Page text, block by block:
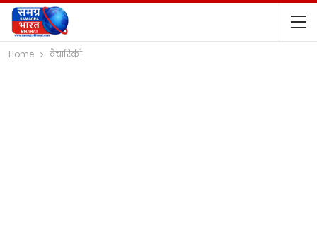
Home वैचारिकी